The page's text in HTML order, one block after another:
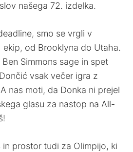
našega 72. izdelka.
smo se vrgli v
od Brooklyna do Utaha.
Simmons sage in spet
vsak večer igra z
nas moti, da Donka ni prejel
glasu za nastop na All-
in prostor tudi za Olimpijo, ki